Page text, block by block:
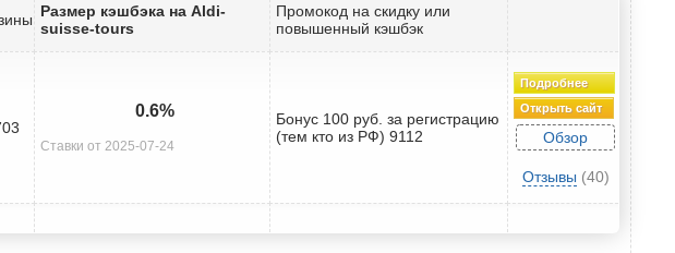
Размер кэшбэка на Aldi-
suisse-tours
Промокод на скидку или
повышенный кэшбэк
0.6%
Ставки от 2025-07-24
Бонус 100 руб. за регистрацию
(тем кто из РФ) 9112
Подробнее
Открыть сайт
Обзор
Отзывы (40)